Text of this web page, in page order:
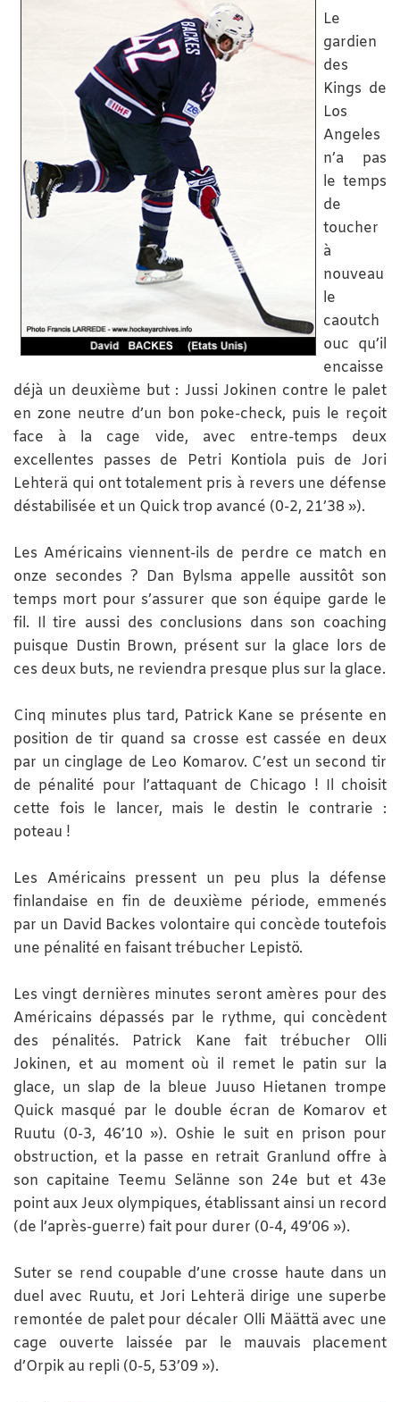
Le
gardien
des
Kings de
Los
Angeles
n’a pas
le temps
de
toucher
à
nouveau
le
caoutch
ouc qu’il
encaisse
déjà un deuxième but : Jussi Jokinen contre le palet
en zone neutre d’un bon poke-check, puis le reçoit
face à la cage vide, avec entre-temps deux
excellentes passes de Petri Kontiola puis de Jori
Lehterä qui ont totalement pris à revers une défense
déstabilisée et un Quick trop avancé (0-2, 21’38 »).
Les Américains viennent-ils de perdre ce match en
onze secondes ? Dan Bylsma appelle aussitôt son
temps mort pour s’assurer que son équipe garde le
fil. Il tire aussi des conclusions dans son coaching
puisque Dustin Brown, présent sur la glace lors de
ces deux buts, ne reviendra presque plus sur la glace.
Cinq minutes plus tard, Patrick Kane se présente en
position de tir quand sa crosse est cassée en deux
par un cinglage de Leo Komarov. C’est un second tir
de pénalité pour l’attaquant de Chicago ! Il choisit
cette fois le lancer, mais le destin le contrarie :
poteau !
Les Américains pressent un peu plus la défense
finlandaise en fin de deuxième période, emmenés
par un David Backes volontaire qui concède toutefois
une pénalité en faisant trébucher Lepistö.
Les vingt dernières minutes seront amères pour des
Américains dépassés par le rythme, qui concèdent
des pénalités. Patrick Kane fait trébucher Olli
Jokinen, et au moment où il remet le patin sur la
glace, un slap de la bleue Juuso Hietanen trompe
Quick masqué par le double écran de Komarov et
Ruutu (0-3, 46’10 »). Oshie le suit en prison pour
obstruction, et la passe en retrait Granlund offre à
son capitaine Teemu Selänne son 24e but et 43e
point aux Jeux olympiques, établissant ainsi un record
(de l’après-guerre) fait pour durer (0-4, 49’06 »).
Suter se rend coupable d’une crosse haute dans un
duel avec Ruutu, et Jori Lehterä dirige une superbe
remontée de palet pour décaler Olli Määttä avec une
cage ouverte laissée par le mauvais placement
d’Orpik au repli (0-5, 53’09 »).